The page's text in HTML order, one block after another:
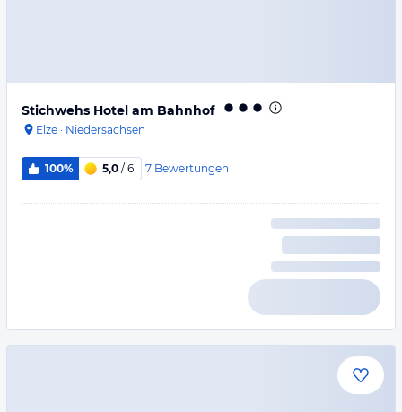
Stichwehs Hotel am Bahnhof
Elze · Niedersachsen
100% 5,0 / 6 7 Bewertungen